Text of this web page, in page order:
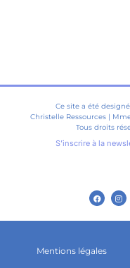
Ce site a été
Christelle Ressources |
Tous droits
S’inscrire à la
Mentions légales